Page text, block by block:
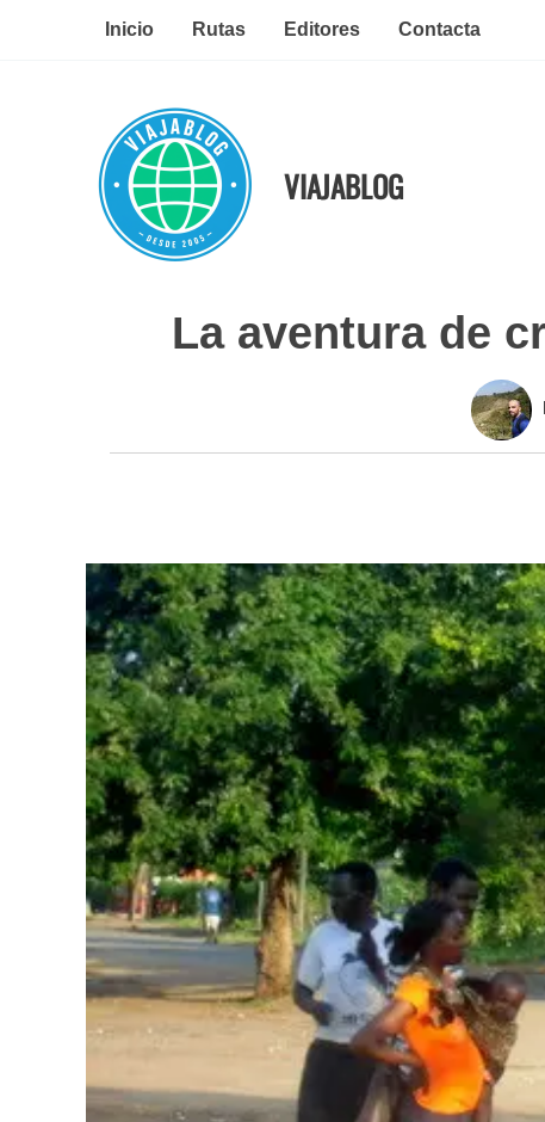
Inicio Rutas Editores Contacta
VIAJABLOG
La aventura de